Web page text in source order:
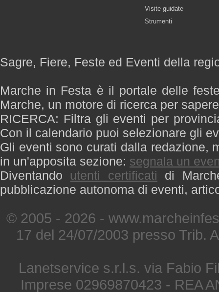
Visite guidate
Strumenti
Sagre, Fiere, Feste ed Eventi della
Marche in Festa è il portale delle
Marche, un motore di ricerca per
RICERCA: Filtra gli eventi per
Con il calendario puoi selezionare gli
Gli eventi sono curati dalla redazione,
in un'apposita sezione: segnala un
Diventando utenti certificati di
pubblicazione autonoma di eventi,
© 2005 - 2026 -
17 del 24/07/2003 presso Trib.
Lanetservice s.r.l.s. via Fabio
Imprese 02969870423 - REA